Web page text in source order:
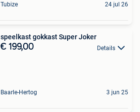
Tubize 24 jul 26
speelkast gokkast Super Joker
€ 199,00 Details
Baarle-Hertog 3 jun 25